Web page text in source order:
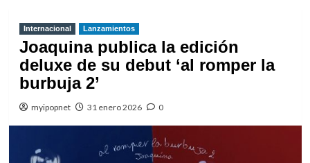
Internacional Lanzamientos
Joaquina publica la edición
deluxe de su debut ‘al romper la
burbuja 2’
myipopnet 31 enero 2026 0